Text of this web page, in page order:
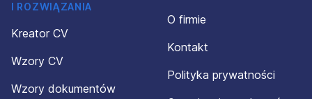
I ROZWIĄZANIA
Kreator CV
Wzory CV
Wzory dokumentów
O firmie
Kontakt
Polityka prywatności